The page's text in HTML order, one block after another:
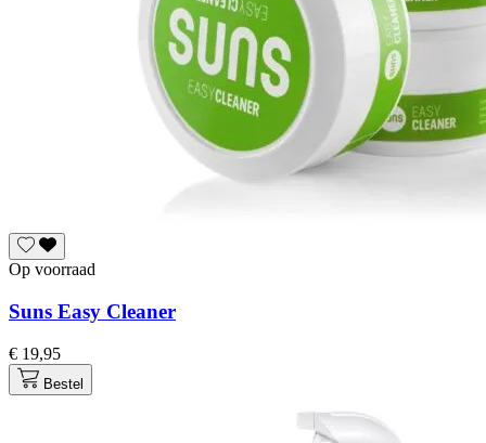
Op voorraad
Suns Easy Cleaner
€ 19,95
Bestel